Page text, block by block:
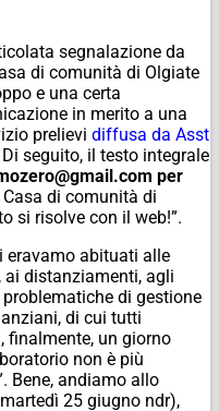
segnalazione da
di comunità di Olgiate
e una certa
in merito a una
prelievi diffusa da Asst
seguito, il testo integrale
per
di comunità di
si risolve con il web!”.
eravamo abituati alle
ai distanziamenti, agli
di gestione
di cui tutti
finalmente, un giorno
non è più
Bene, andiamo allo
25 giugno ndr),